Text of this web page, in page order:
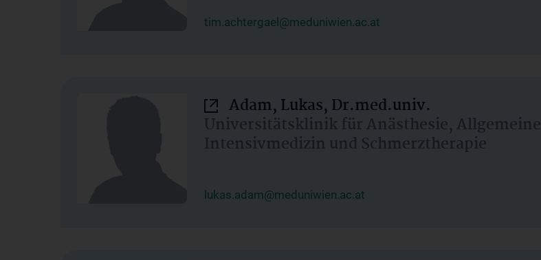
tim.achtergael@meduniwien.ac.at
Adam, Lukas, Dr.med.univ.
Universitätsklinik für Anästhesie, Allgemeine
Intensivmedizin und Schmerztherapie
lukas.adam@meduniwien.ac.at